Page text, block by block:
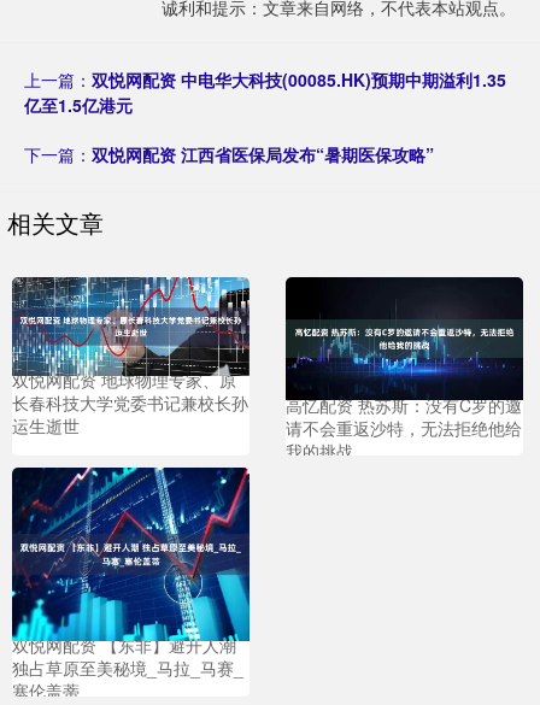
诚利和提示：文章来自网络，不代表本站观点。
上一篇： 双悦网配资 中电华大科技(00085.HK)预期中期溢利1.35
亿至1.5亿港元
下一篇： 双悦网配资 江西省医保局发布“暑期医保攻略”
相关文章
双悦网配资 地球物理专家、原
长春科技大学党委书记兼校长孙
运生逝世
高忆配资 热苏斯：没有C罗的邀
请不会重返沙特，无法拒绝他给
我的挑战
双悦网配资 【东非】避开人潮
独占草原至美秘境_马拉_马赛_
塞伦盖蒂